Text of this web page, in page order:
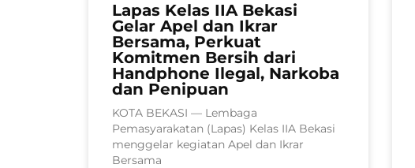
Lapas Kelas IIA Bekasi
Gelar Apel dan Ikrar
Bersama, Perkuat
Komitmen Bersih dari
Handphone Ilegal, Narkoba
dan Penipuan
KOTA BEKASI — Lembaga
Pemasyarakatan (Lapas) Kelas IIA Bekasi
menggelar kegiatan Apel dan Ikrar
Bersama